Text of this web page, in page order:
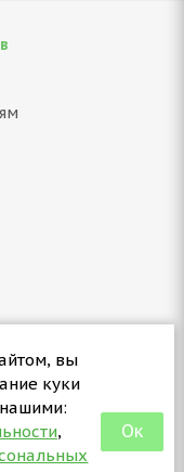
вы
куки
нашими:
,
Ок
данных
(cookies)
29